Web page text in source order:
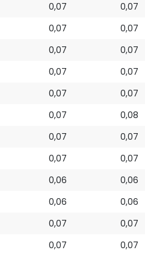
0,07 0,07
0,07 0,07
0,07 0,07
0,07 0,07
0,07 0,07
0,07 0,08
0,07 0,07
0,07 0,07
0,06 0,06
0,06 0,06
0,07 0,07
0,07 0,07